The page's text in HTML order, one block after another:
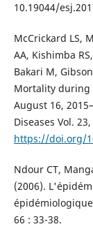
10.19044/
McCrickard LS,
AA, Kishimba
Bakari M,
Mortality during
August 16,
Diseases Vol.
https://doi.org/
Ndour CT,
(2006).
66 : 33-38.